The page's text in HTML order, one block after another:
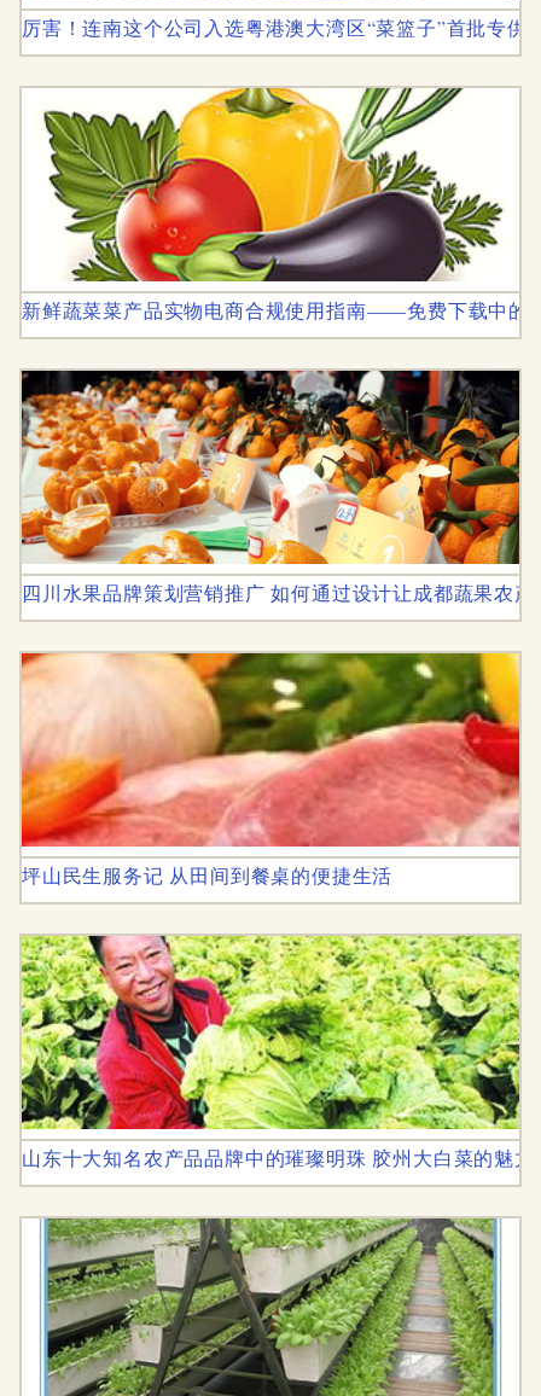
厉害！连南这个公司入选粤港澳大湾区“菜篮子”首批专供
新鲜蔬菜菜产品实物电商合规使用指南——免费下载中的
四川水果品牌策划营销推广 如何通过设计让成都蔬果农
坪山民生服务记 从田间到餐桌的便捷生活
山东十大知名农产品品牌中的璀璨明珠 胶州大白菜的魅力